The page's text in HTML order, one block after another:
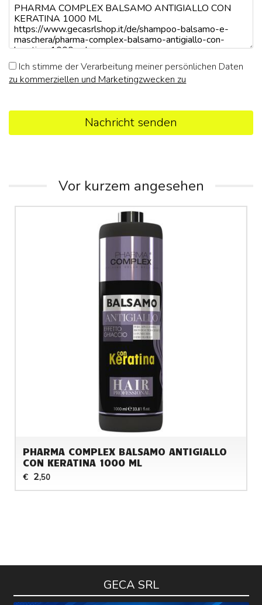
Ich stimme der Verarbeitung meiner persönlichen Daten
zu kommerziellen und Marketingzwecken zu
Nachricht senden
Vor kurzem angesehen
PHARMA COMPLEX BALSAMO ANTIGIALLO
CON KERATINA 1000 ML
€ 2,50
GECA SRL